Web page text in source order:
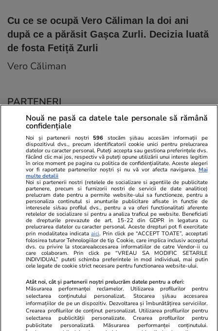
Cu ce se ocupă Vero Căliman la doi ani
după ce a părăsit Gașca Zurli. Decizia luată
de fosta Fetiță Zurli
Vero Căliman
PARTENERI
Viva.ro
"Nici acum nu îi știu bine. Nu îi știu familia".
A tăcut luni întregi, dar acum Gina Matache a
spus adevărul despre relația cu ginerele ei,
Radu Siffr...
Unica.ro
Nu și ei! S-au
căsnicie! Cei doi
secret. Nimeni
motiv al
© 2026 Ringier Romania. Toate drepturile rezervate
Nouă ne pasă ca datele tale personale să rămână
confidențiale
Noi și partenerii noștri 596 stocăm și/sau accesăm informații pe
dispozitivul dvs., precum identificatorii cookie unici pentru prelucrarea
datelor cu caracter personal. Puteți accepta sau gestiona preferințele dvs.
făcând clic mai jos, respectiv vă puteți opune utilizării unui interes legitim
în orice moment pe pagina cu politica de confidențialitate. Aceste alegeri
vor fi raportate partenerilor noștri și nu vă vor afecta navigarea. Mai
multe detalii
Noi si partenerii nostri (retelele de socializare si agentiile de publicitate
partenere, precum si furnizorii nostri de servicii de date analitice)
prelucram date pentru a permite website-ului sa functioneze, pentru a
personaliza continutul si anunturile publicitare afisate in functie de
interesele si/sau profilul dvs., pentru a va oferi functionalitati aferente
retelelor de socializare si pentru a analiza traficul pe website. Beneficiati
de drepturile prevazute de art. 15-22 din GDPR in legatura cu
prelucrarea datelor cu caracter personal. Aceste drepturi pot fi exercitate
prin modalitatea indicataaici. Prin click pe “ACCEPT TOATE”, acceptati
folosirea tuturor Tehnologiilor de tip Cookie, care implica inclusiv acceptul
dvs. cu privire la stocarea/accesarea informatiilor de catre Vendor-ii cu
care colaboram. Prin click pe “VREAU SA MODIFIC SETARILE
INDIVIDUAL” puteti schimba preferintele in mod individual, mai putin
cele legate de cookie strict necesare pentru functionarea website-ului.
Atât noi, cât și partenerii noștri prelucrăm datele pentru a oferi:
Măsurarea performanței reclamelor. Utilizarea profilurilor pentru
selectarea conținutului personalizat. Stocarea și/sau accesarea
informațiilor de pe un dispozitiv. Dezvoltarea și îmbunătățirea serviciilor.
Crearea profilurilor de conținut personalizat. Utilizarea profilurilor pentru
selectarea publicității personalizate. Crearea profilurilor pentru
publicitate personalizată. Măsurarea performanței conținutului.